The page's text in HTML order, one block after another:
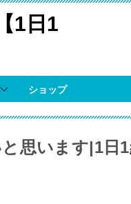
1日1
ショップ
思います|1日